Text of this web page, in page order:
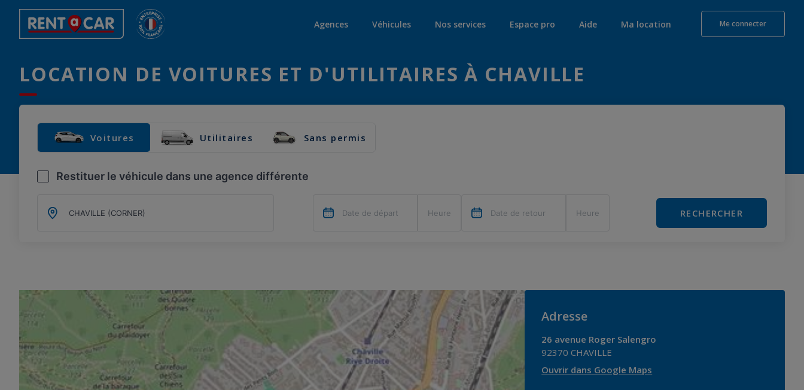
Agences Véhicules Nos services Espace pro Aide Ma location Me connecter
LOCATION DE VOITURES ET D'UTILITAIRES À CHAVILLE
Voitures Utilitaires Sans permis
Restituer le véhicule dans une agence différente
RECHERCHER
Adresse
26 avenue Roger Salengro
92370 CHAVILLE
Ouvrir dans Google Maps